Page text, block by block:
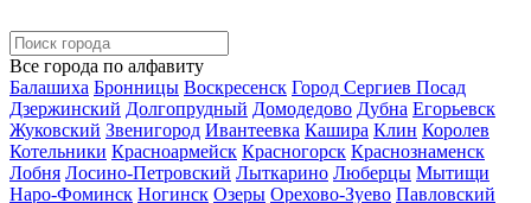
Все города по алфавиту
Балашиха Бронницы Воскресенск Город Сергиев Посад
Дзержинский Долгопрудный Домодедово Дубна Егорьевск
Жуковский Звенигород Ивантеевка Кашира Клин Королев
Котельники Красноармейск Красногорск Краснознаменск
Лобня Лосино-Петровский Лыткарино Люберцы Мытищи
Наро-Фоминск Ногинск Озеры Орехово-Зуево Павловский